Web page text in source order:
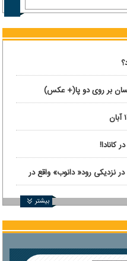
بر روی دو پا(+ عکس)
نزدیکی رود« دانوب» واقع در
بیشتر